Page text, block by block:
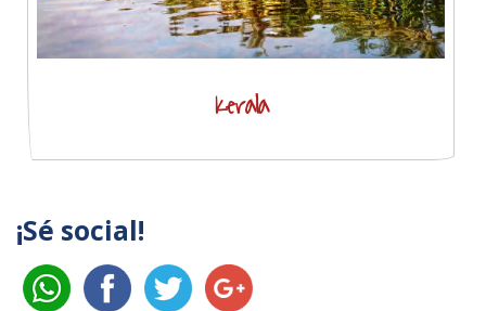
Kerala
¡Sé social!